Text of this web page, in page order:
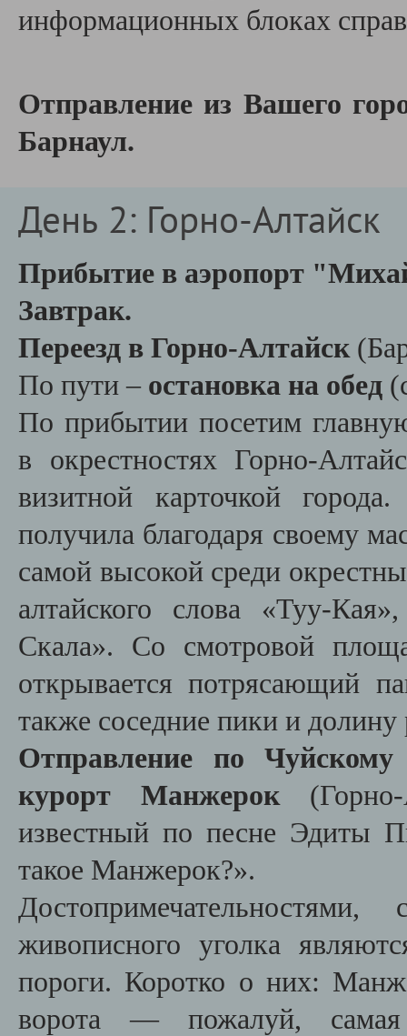
информационных блоках
Отправление из Вашего
Барнаул.
День 2: Горно-Алтайск
Прибытие в аэропорт
Завтрак.
Переезд в Горно-Алтайск
По пути – остановка на обед
По прибытии посетим
в окрестностях Горно-
визитной карточкой
получила благодаря своему
самой высокой среди
алтайского слова «Туу-
Скала». Со смотровой
открывается потрясающий
также соседние пики и
Отправление по
курорт Манжерок
известный по песне Эдиты
такое Манжерок?».
живописного уголка
пороги. Коротко о них:
ворота — пожалуй,